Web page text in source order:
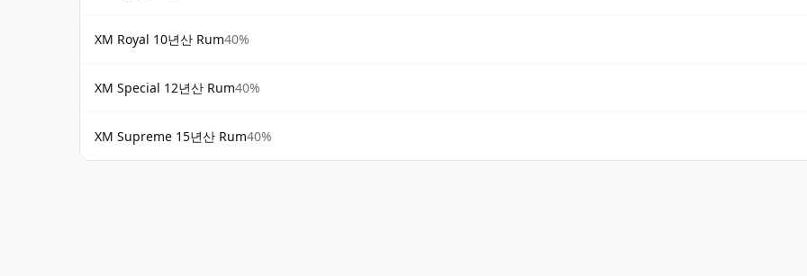
XM Royal 10년산 Rum40%
XM Special 12년산 Rum40%
XM Supreme 15년산 Rum40%